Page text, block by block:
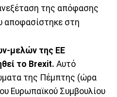
της απόφασης
αποφασίστηκε στη
μελών της ΕΕ
το Brexit. Αυτό
της Πέμπτης (ώρα
Ευρωπαϊκού Συμβουλίου